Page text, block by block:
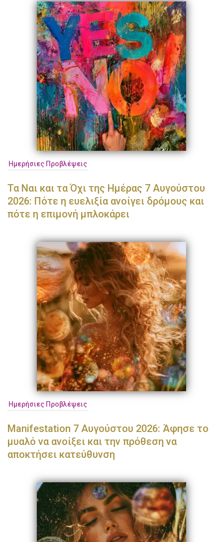
Ημερήσιες Προβλέψεις
Τα Ναι και τα Όχι της Ημέρας 7 Αυγούστου
2026: Πότε η ευελιξία ανοίγει δρόμους και
πότε η επιμονή μπλοκάρει
Ημερήσιες Προβλέψεις
Manifestation 7 Αυγούστου 2026: Άφησε το
μυαλό να ανοίξει και την πρόθεση να
αποκτήσει κατεύθυνση